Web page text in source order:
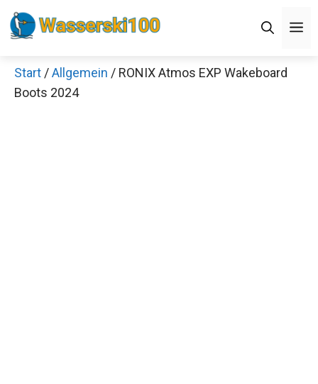
Zum
Inhalt
Start /Allgemein / RONIX Atmos EXP Wakeboard
Boots 2024